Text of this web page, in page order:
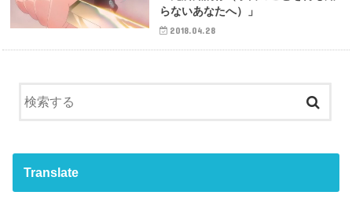
らないあなたへ）」
2018.04.28
Translate